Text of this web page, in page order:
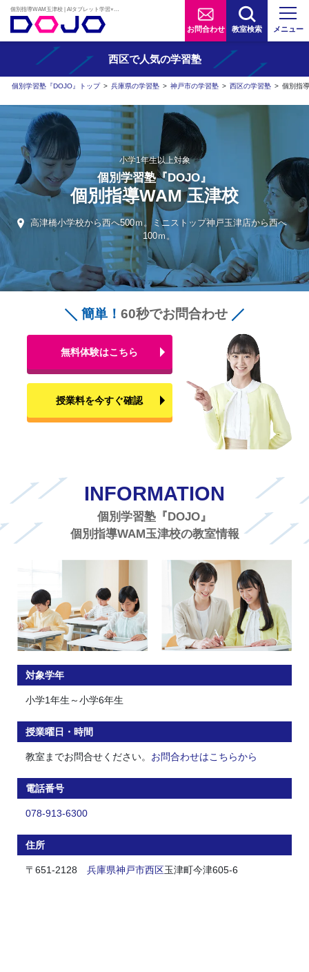
お問合わせ 教室検索 メニュー
西区で人気の学習塾
個別学習塾『DOJO』トップ > 兵庫県の学習塾 > 神戸市の学習塾 > 西区の学習塾 > 個別指
小学1年生以上対象
個別学習塾『DOJO』
個別指導WAM 玉津校
高津橋小学校から西へ500ｍ。ミニストップ神戸玉津店から西へ
100ｍ。
簡単！ 60秒でお問合わせ
無料体験はこちら
授業料を今すぐ確認
INFORMATION
個別学習塾『DOJO』
個別指導WAM玉津校の教室情報
対象学年
小学1年生～小学6年生
授業曜日・時間
教室までお問合せください。 お問合わせはこちらから
電話番号
078-913-6300
住所
〒651-2128 兵庫県神戸市西区玉津町今津605-6